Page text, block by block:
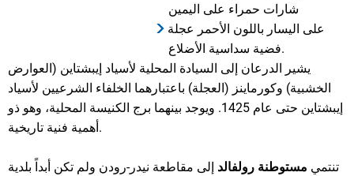
شارات حمراء على اليمين
على اليسار باللون الأحمر عجلة
فضية سداسية الأضلاع.
يشير الدرعان إلى السيادة المحلية لأسياد إيبشتاين (العوارض
الخشبية) وكورماينز (العجلة) باعتبارهما الخلفاء الشرعيين لأسياد
إيبشتاين حتى عام 1425. ويوجد بينهما برج الكنيسة المحلية، وهو ذو
أهمية فنية تاريخية.
تنتمي مستوطنة رولفالد إلى مقاطعة نيدر-رودن ولم تكن أبداً بلدية